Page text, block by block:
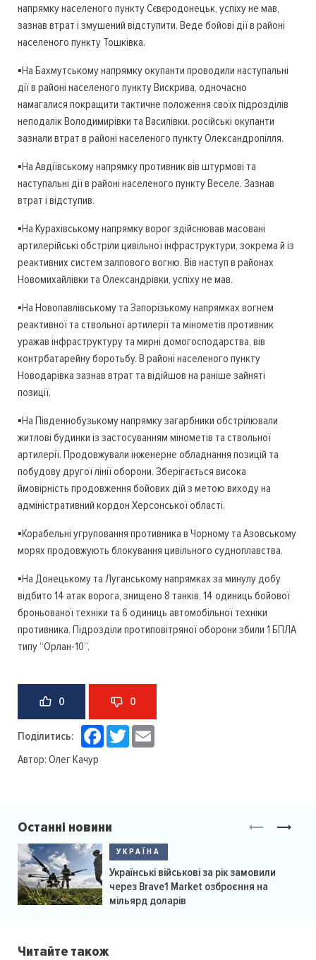
напрямку населеного пункту Сєвєродонецьк, успіху не мав,
зазнав втрат і змушений відступити. Веде бойові дії в районі
населеного пункту Тошківка.
▪️На Бахмутському напрямку окупанти проводили наступальні
дії в районі населеного пункту Вискрива, одночасно
намагалися покращити тактичне положення своїх підрозділів
неподалік Володимирівки та Василівки. російські окупанти
зазнали втрат в районі населеного пункту Олександропілля.
▪️На Авдіївському напрямку противник вів штурмові та
наступальні дії в районі населеного пункту Веселе. Зазнав
втрат і відступив.
▪️На Курахівському напрямку ворог здійснював масовані
артилерійські обстріли цивільної інфраструктури, зокрема й із
реактивних систем залпового вогню. Вів наступ в районах
Новомихайлівки та Олександрівки, успіху не мав.
▪️На Новопавлівському та Запорізькому напрямках вогнем
реактивної та ствольної артилерії та мінометів противник
уражав інфраструктуру та мирні домогосподарства, вів
контрбатарейну боротьбу. В районі населеного пункту
Новодарівка зазнав втрат та відійшов на раніше зайняті
позиції.
▪️На Південнобузькому напрямку загарбники обстрілювали
житлові будинки із застосуванням мінометів та ствольної
артилерії. Продовжували інженерне обладнання позицій та
побудову другої лінії оборони. Зберігається висока
ймовірність продовження бойових дій з метою виходу на
адміністративний кордон Херсонської області.
▪️Корабельні угруповання противника в Чорному та Азовському
морях продовжують блокування цивільного судноплавства.
▪️На Донецькому та Луганському напрямках за минулу добу
відбито 14 атак ворога, знищено 8 танків, 14 одиниць бойової
броньованої техніки та 6 одиниць автомобільної техніки
противника. Підрозділи протиповітряної оборони збили 1 БПЛА
типу “Орлан-10”.
0 0
Поділитись: Facebook
Twitter
Автор: Олег Качур
Останні новини
УКРАЇНА
Українські військові за рік замовили
через Brave1 Market озброєння на
мільярд доларів
Читайте також